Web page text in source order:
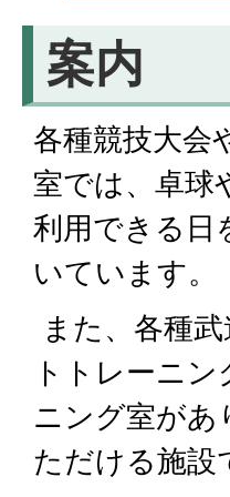
案内
各種競技大会
室では、卓球
利用できる日
いています。
また、各種
トトレーニ
ニング室があ
ただける施設